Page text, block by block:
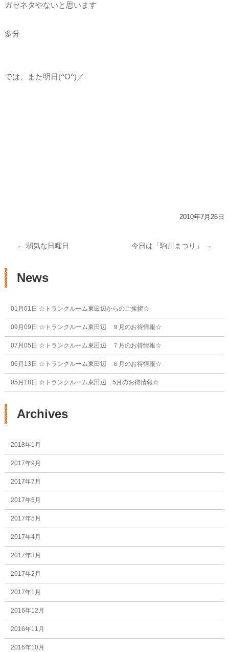
ガセネタやないと思います
多分
では、また明日(^O^)／
2010年7月26日
投稿ナビゲーション
← 弱気な日曜日 今日は「駒川まつり」 →
News
01月01日 ☆トランクルーム東田辺からのご挨拶☆
09月09日 ☆トランクルーム東田辺 ９月のお得情報☆
07月05日 ☆トランクルーム東田辺 ７月のお得情報☆
06月13日 ☆トランクルーム東田辺 ６月のお得情報☆
05月18日 ☆トランクルーム東田辺 5月のお得情報☆
Archives
2018年1月
2017年9月
2017年7月
2017年6月
2017年5月
2017年4月
2017年3月
2017年2月
2017年1月
2016年12月
2016年11月
2016年10月